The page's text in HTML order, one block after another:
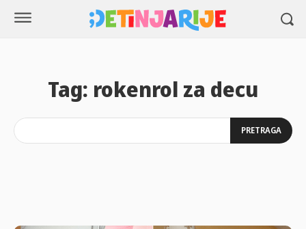
Tag: rokenrol za decu
PRETRAGA